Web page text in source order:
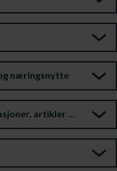
næringsnytte
artikler m.m.